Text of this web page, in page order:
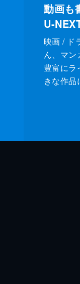
動画も
U-
映画 / ド
ん、マン
豊富にラ
きな作